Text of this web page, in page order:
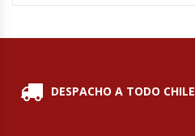
Hornos Industriales
DESPACHO A TODO CHILE